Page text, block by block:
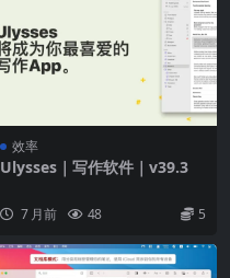
效率
Ulysses｜写作软件｜v39.3
7 月前 48 5